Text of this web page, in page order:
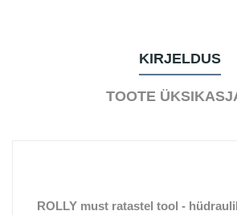
KIRJELDUS
TOOTE
ROLLY must ratastel tool -